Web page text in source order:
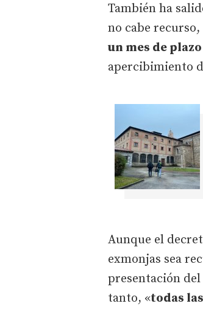
También ha
no cabe
un mes de
apercibimiento
Aunque el
exmonjas sea
presentación
tanto, «todas